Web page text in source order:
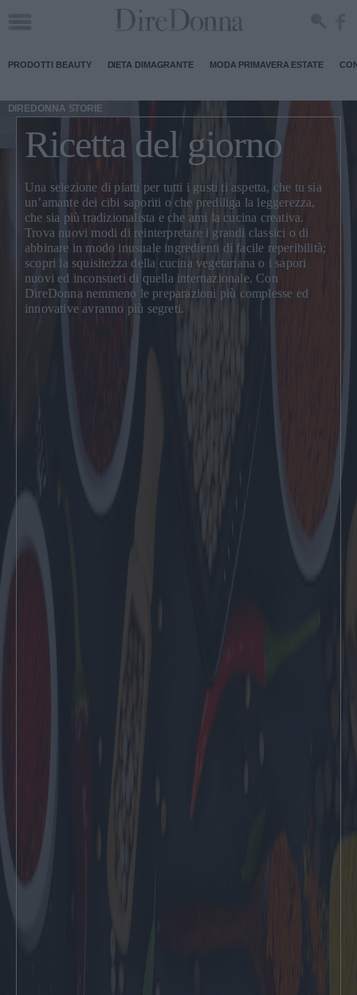
PRODOTTI BEAUTY DIETA DIMAGRANTE MODA PRIMAVERA ESTATE
DIREDONNA STORIE
Ricetta del giorno
Una selezione di piatti per tutti i gusti ti aspetta, che tu sia
un’amante dei cibi saporiti o che prediliga la leggerezza,
che sia più tradizionalista e che ami la cucina creativa.
Trova nuovi modi di reinterpretare i grandi classici o di
abbinare in modo inusuale ingredienti di facile reperibilità;
scopri la squisitezza della cucina vegetariana o i sapori
nuovi ed inconsueti di quella internazionale. Con
DireDonna nemmeno le preparazioni più complesse ed
innovative avranno più segreti.